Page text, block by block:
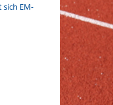
sich EM-